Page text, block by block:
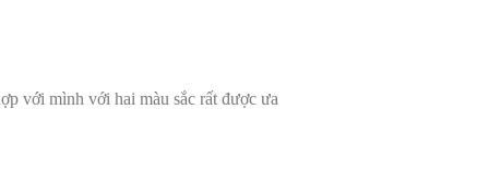
với mình với hai màu sắc rất được ưa